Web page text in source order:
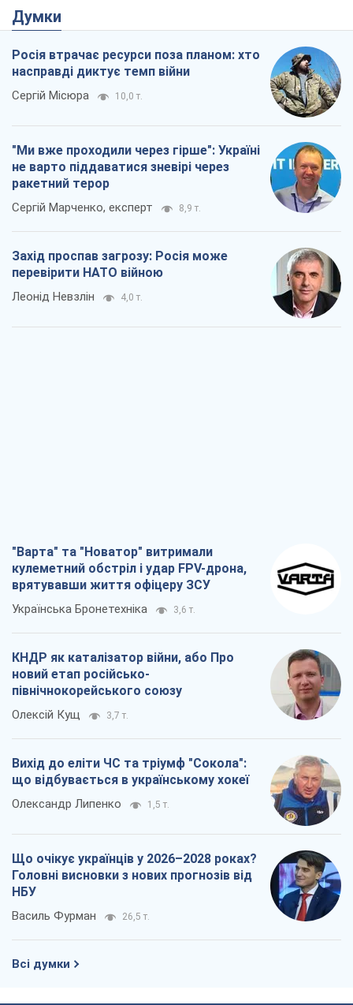
Думки
Росія втрачає ресурси поза планом: хто
насправді диктує темп війни
Сергій Місюра 10,0 т.
"Ми вже проходили через гірше": Україні
не варто піддаватися зневірі через
ракетний терор
Сергій Марченко, експерт 8,9 т.
Захід проспав загрозу: Росія може
перевірити НАТО війною
Леонід Невзлін 4,0 т.
"Варта" та "Новатор" витримали
кулеметний обстріл і удар FPV-дрона,
врятувавши життя офіцеру ЗСУ
Українська Бронетехніка 3,6 т.
КНДР як каталізатор війни, або Про
новий етап російсько-
північнокорейського союзу
Олексій Кущ 3,7 т.
Вихід до еліти ЧС та тріумф "Сокола":
що відбувається в українському хокеї
Олександр Липенко 1,5 т.
Що очікує українців у 2026–2028 роках?
Головні висновки з нових прогнозів від
НБУ
Василь Фурман 26,5 т.
Всі думки